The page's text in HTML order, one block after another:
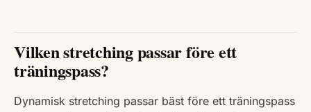
Vilken stretching passar före ett
träningspass?
Dynamisk stretching passar bäst före ett träningspass